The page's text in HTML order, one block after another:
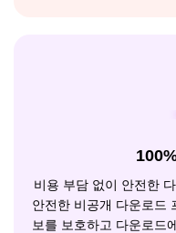
비용 부담 없이 안전한
안전한 비공개 다운로드
보를 보호하고 다운로드